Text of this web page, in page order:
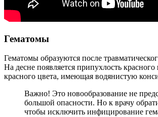
Гематомы
Гематомы образуются после
На десне появляется припухлость
красного цвета, имеющая водянистую
Важно! Это новообразование не
большой опасности. Но к врачу
чтобы исключить инфицирование